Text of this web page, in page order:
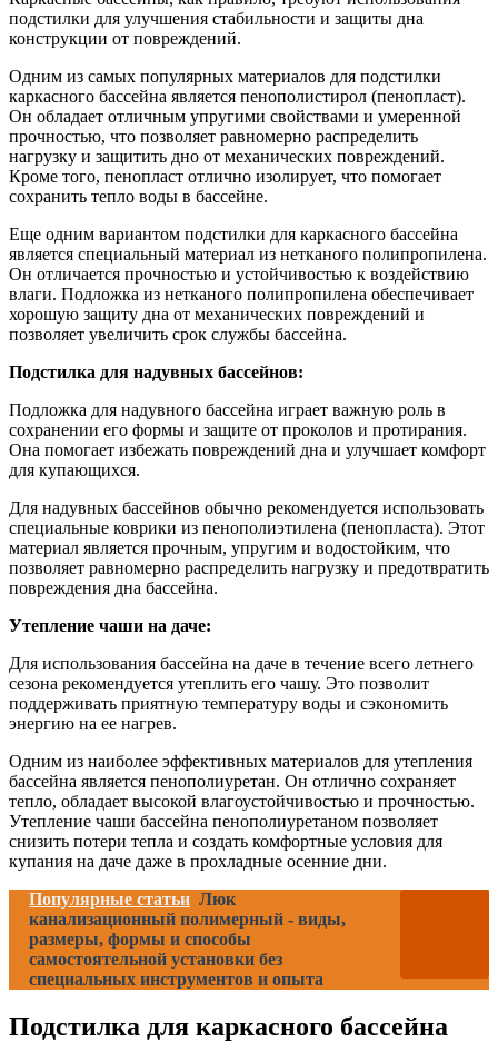
подстилки для улучшения стабильности и защиты дна
конструкции от повреждений.
Одним из самых популярных материалов для подстилки
каркасного бассейна является пенополистирол (пенопласт).
Он обладает отличным упругими свойствами и умеренной
прочностью, что позволяет равномерно распределить
нагрузку и защитить дно от механических повреждений.
Кроме того, пенопласт отлично изолирует, что помогает
сохранить тепло воды в бассейне.
Еще одним вариантом подстилки для каркасного бассейна
является специальный материал из нетканого полипропилена.
Он отличается прочностью и устойчивостью к воздействию
влаги. Подложка из нетканого полипропилена обеспечивает
хорошую защиту дна от механических повреждений и
позволяет увеличить срок службы бассейна.
Подстилка для надувных бассейнов:
Подложка для надувного бассейна играет важную роль в
сохранении его формы и защите от проколов и протирания.
Она помогает избежать повреждений дна и улучшает комфорт
для купающихся.
Для надувных бассейнов обычно рекомендуется использовать
специальные коврики из пенополиэтилена (пенопласта). Этот
материал является прочным, упругим и водостойким, что
позволяет равномерно распределить нагрузку и предотвратить
повреждения дна бассейна.
Утепление чаши на даче:
Для использования бассейна на даче в течение всего летнего
сезона рекомендуется утеплить его чашу. Это позволит
поддерживать приятную температуру воды и сэкономить
энергию на ее нагрев.
Одним из наиболее эффективных материалов для утепления
бассейна является пенополиуретан. Он отлично сохраняет
тепло, обладает высокой влагоустойчивостью и прочностью.
Утепление чаши бассейна пенополиуретаном позволяет
снизить потери тепла и создать комфортные условия для
купания на даче даже в прохладные осенние дни.
Популярные статьи Люк
канализационный полимерный - виды,
размеры, формы и способы
самостоятельной установки без
специальных инструментов и опыта
Подстилка для каркасного бассейна